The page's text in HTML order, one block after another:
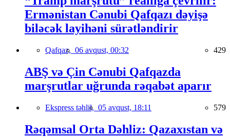
Ermənistan Cənubi Qafqazı dəyişə
biləcək layihəni sürətləndirir
Qafqaz, 06 avqust, 00:32 429
ABŞ və Çin Cənubi Qafqazda
marşrutlar uğrunda rəqabət aparır
Ekspress təhlil, 05 avqust, 18:11 579
Rəqəmsal Orta Dəhliz: Qazaxıstan və